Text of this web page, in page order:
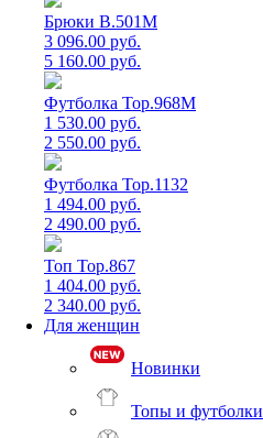
Брюки B.501M
3 096.00 руб.
5 160.00 руб.
Футболка Top.968M
1 530.00 руб.
2 550.00 руб.
Футболка Top.1132
1 494.00 руб.
2 490.00 руб.
Топ Top.867
1 404.00 руб.
2 340.00 руб.
Для женщин
Новинки
Топы и футболки